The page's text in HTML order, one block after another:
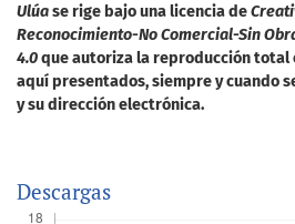
Ulúase rige bajo una licencia de
Reconocimiento-No Comercial-Sin
4.0que autoriza la reproducción total
aquí presentados, siempre y cuando
y su dirección electrónica.
Descargas